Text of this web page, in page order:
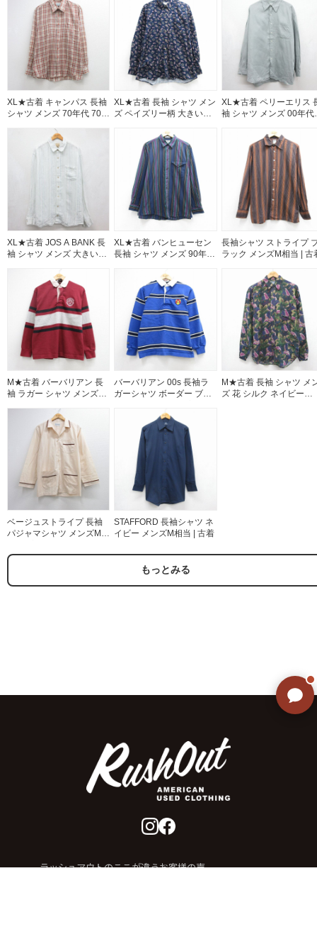
XL★古着 キャンパス 長袖
シャツ メンズ 70年代 70s
ェック 26aug07
XL★古着 長袖 シャツ メン
ズ ペイズリー柄 大きいサ
イビー 26aug06
XL★古着 ペリーエリス
袖 シャツ メンズ 00年代
丈 リネン グレー【spe】
26aug07
XL★古着 JOS A BANK 長
袖 シャツ メンズ 大きいサ
ライプ 26aug07
XL★古着 バンヒューセン
長袖 シャツ メンズ 90年代
トライプ 26aug07
長袖シャツ ストライプ
ラック メンズM相当 | 古
M★古着 バーバリアン 長
袖 ラガー シャツ メンズ
CHARLES COLLEGE カナ
ダ製 バーバリアン
26aug07
バーバリアン 00s 長袖ラ
ガーシャツ ボーダー ブル
M★古着 長袖 シャツ メ
ズ 花 シルク ネイビー
ベージュストライプ 長袖
パジャマシャツ メンズM相
STAFFORD 長袖シャツ ネ
イビー メンズM相当 | 古着
もっとみる
ラッシュアウトのここが違うお客様の声
すぐにお答えします